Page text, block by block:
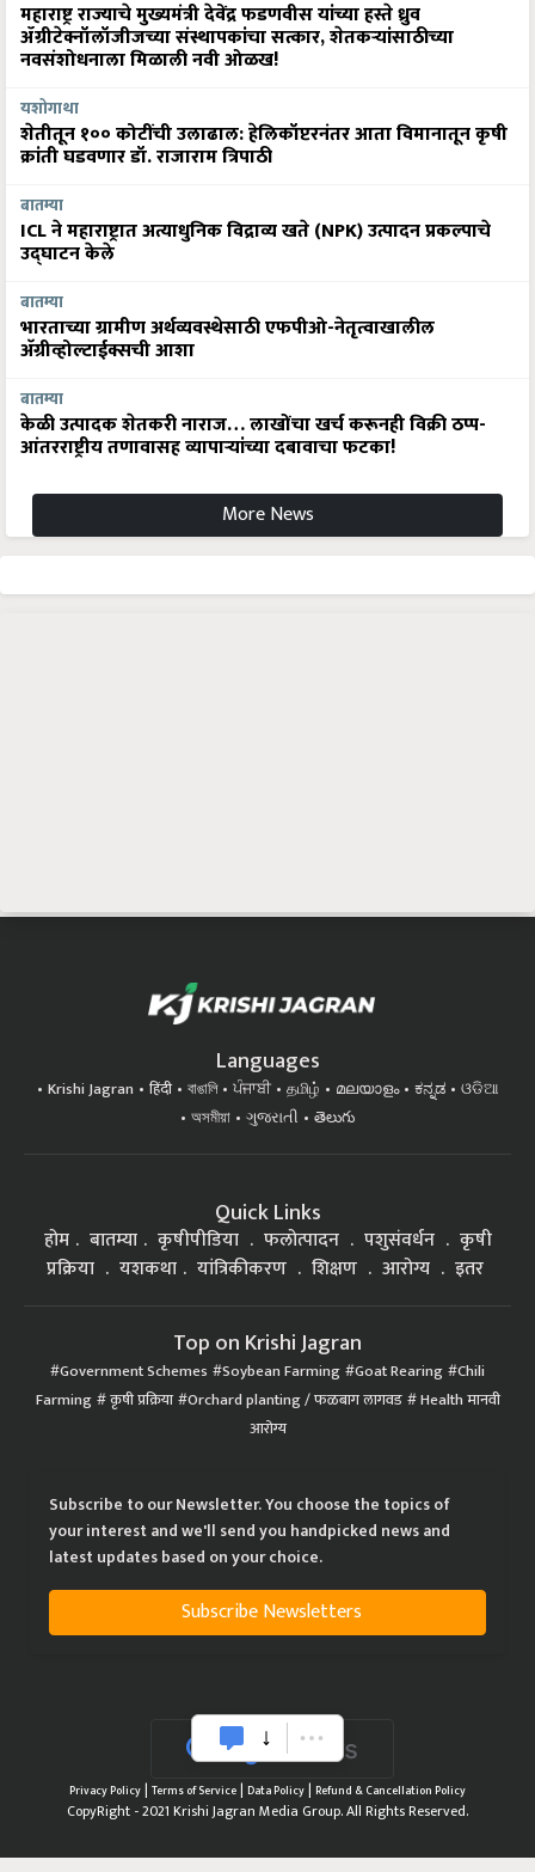
महाराष्ट्र राज्याचे मुख्यमंत्री देवेंद्र फडणवीस यांच्या हस्ते ध्रुव
ॲग्रीटेक्नॉलॉजीजच्या संस्थापकांचा सत्कार, शेतकऱ्यांसाठीच्या
नवसंशोधनाला मिळाली नवी ओळख!
यशोगाथा
शेतीतून १०० कोटींची उलाढाल: हेलिकॉप्टरनंतर आता विमानातून कृषी
क्रांती घडवणार डॉ. राजाराम त्रिपाठी
बातम्या
ICL ने महाराष्ट्रात अत्याधुनिक विद्राव्य खते (NPK) उत्पादन प्रकल्पाचे
उद्घाटन केले
बातम्या
भारताच्या ग्रामीण अर्थव्यवस्थेसाठी एफपीओ-नेतृत्वाखालील
अ‍ॅग्रीव्होल्टाईक्सची आशा
बातम्या
केळी उत्पादक शेतकरी नाराज… लाखोंचा खर्च करूनही विक्री ठप्प-
आंतरराष्ट्रीय तणावासह व्यापाऱ्यांच्या दबावाचा फटका!
More News
Languages
Krishi Jagran हिंदी বাঙালি ਪੰਜਾਬੀ தமிழ் മലയാളം ಕನ್ನಡ
ଓଡିଆ
অসমীয়া
ગુજરાતી తెలుగు
Quick Links
होम बातम्या कृषीपीडिया फलोत्पादन पशुसंवर्धन
कृषी
प्रक्रिया
यशकथा यांत्रिकीकरण शिक्षण आरोग्य इतर
Top on Krishi Jagran
Government Schemes Soybean Farming Goat Rearing Chili
Farming कृषी प्रक्रिया Orchard planting / फळबाग लागवड Health मानवी
आरोग्य
Subscribe to our Newsletter. You choose the topics of
your interest and we'll send you handpicked news and
latest updates based on your choice.
Subscribe Newsletters
Privacy Policy| Terms of Service| Data Policy| Refund & Cancellation Policy
CopyRight - 2021 Krishi Jagran Media Group. All Rights Reserved.